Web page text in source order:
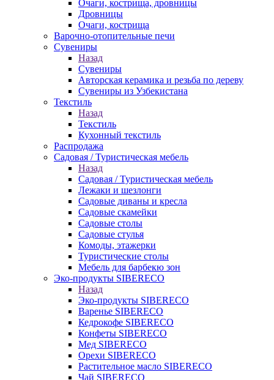
Очаги, кострища, дровницы
Дровницы
Очаги, кострища
Варочно-отопительные печи
Сувениры
Назад
Сувениры
Авторская керамика и резьба по дереву
Сувениры из Узбекистана
Текстиль
Назад
Текстиль
Кухонный текстиль
Распродажа
Садовая / Туристическая мебель
Назад
Садовая / Туристическая мебель
Лежаки и шезлонги
Садовые диваны и кресла
Садовые скамейки
Садовые столы
Садовые стулья
Комоды, этажерки
Туристические столы
Мебель для барбекю зон
Эко-продукты SIBERECO
Назад
Эко-продукты SIBERECO
Варенье SIBERECO
Кедрокофе SIBERECO
Конфеты SIBERECO
Мед SIBERECO
Орехи SIBERECO
Растительное масло SIBERECO
Чай SIBERECO